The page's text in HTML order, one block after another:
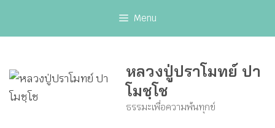
Menu
หลวงปู่ปราโมทย์ ปา
โมชฺโช
ธรรมะเพื่อความพ้นทุกข์